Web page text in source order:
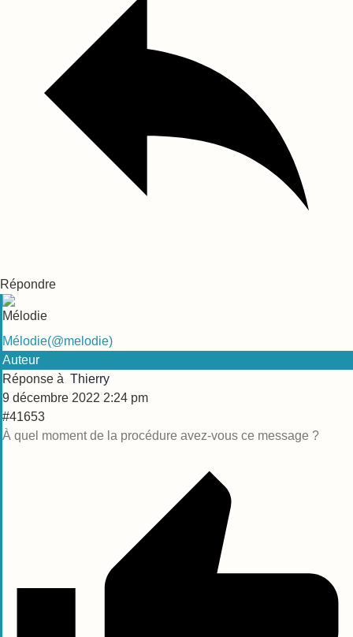
Répondre
Mélodie(@melodie)
Auteur
Réponse à Thierry
9 décembre 2022 2:24 pm
#41653
À quel moment de la procédure avez-vous ce message ?